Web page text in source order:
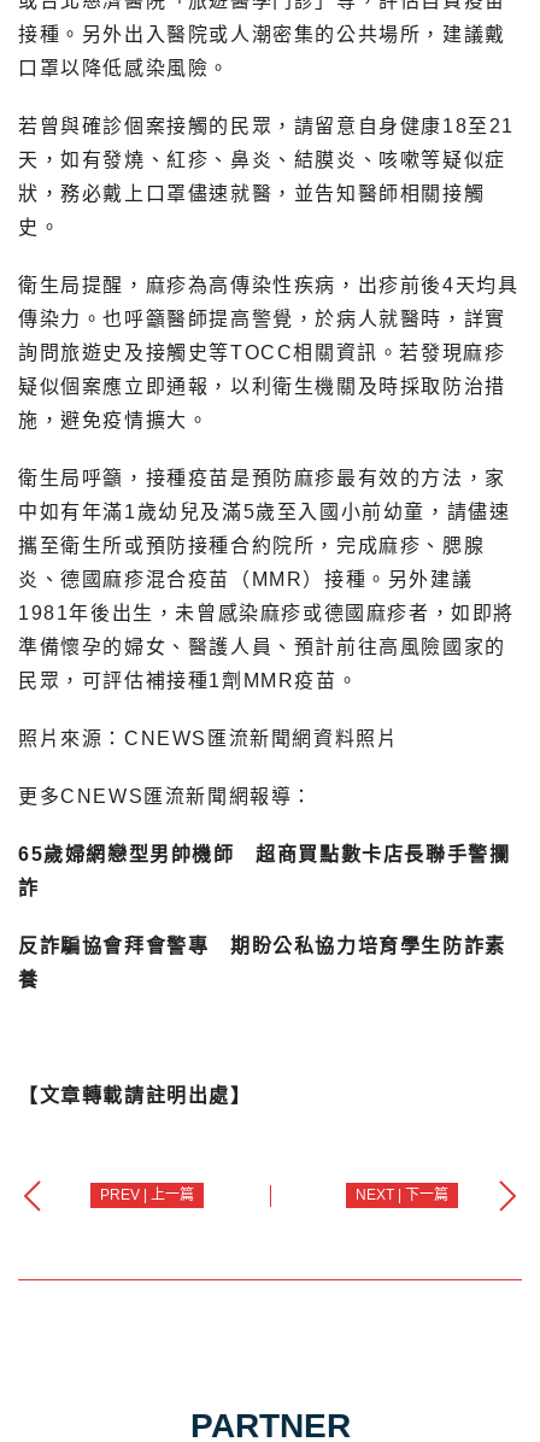
接種。另外出入醫院或人潮密集的公共場所，建議戴
口罩以降低感染風險。
若曾與確診個案接觸的民眾，請留意自身健康18至21
天，如有發燒、紅疹、鼻炎、結膜炎、咳嗽等疑似症
狀，務必戴上口罩儘速就醫，並告知醫師相關接觸
史。
衛生局提醒，麻疹為高傳染性疾病，出疹前後4天均具
傳染力。也呼籲醫師提高警覺，於病人就醫時，詳實
詢問旅遊史及接觸史等TOCC相關資訊。若發現麻疹
疑似個案應立即通報，以利衛生機關及時採取防治措
施，避免疫情擴大。
衛生局呼籲，接種疫苗是預防麻疹最有效的方法，家
中如有年滿1歲幼兒及滿5歲至入國小前幼童，請儘速
攜至衛生所或預防接種合約院所，完成麻疹、腮腺
炎、德國麻疹混合疫苗（MMR）接種。另外建議
1981年後出生，未曾感染麻疹或德國麻疹者，如即將
準備懷孕的婦女、醫護人員、預計前往高風險國家的
民眾，可評估補接種1劑MMR疫苗。
照片來源：CNEWS匯流新聞網資料照片
更多CNEWS匯流新聞網報導：
65歲婦網戀型男帥機師 超商買點數卡店長聯手警攔
詐
反詐騙協會拜會警專 期盼公私協力培育學生防詐素
養
【文章轉載請註明出處】
PREV | 上一篇 NEXT | 下一篇
PARTNER